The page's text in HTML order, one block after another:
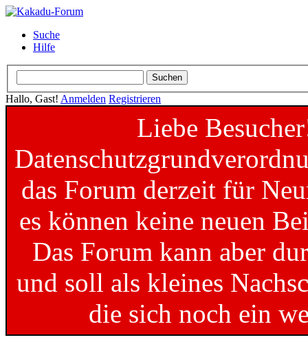
Suche
Hilfe
Hallo, Gast! Anmelden Registrieren
Liebe
das Forum derzeit für
es können keine neuen
Das Forum kann aber
und soll als kleines
die sich noch ein